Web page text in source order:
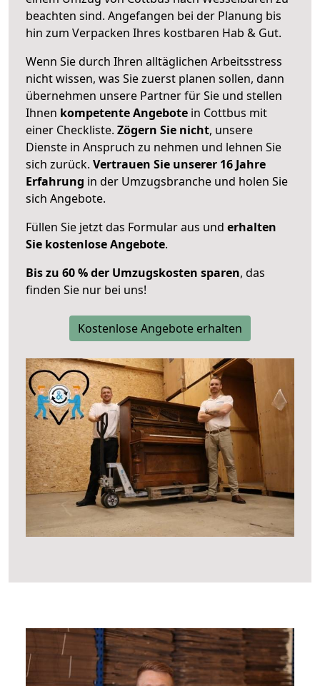
beachten sind. Angefangen bei der Planung bis
hin zum Verpacken Ihres kostbaren Hab & Gut.
Wenn Sie durch Ihren alltäglichen Arbeitsstress
nicht wissen, was Sie zuerst planen sollen, dann
übernehmen unsere Partner für Sie und stellen
Ihnen kompetente Angebote in Cottbus mit
einer Checkliste. Zögern Sie nicht, unsere
Dienste in Anspruch zu nehmen und lehnen Sie
sich zurück. Vertrauen Sie unserer 16 Jahre
Erfahrung in der Umzugsbranche und holen Sie
sich Angebote.
Füllen Sie jetzt das Formular aus und erhalten
Sie kostenlose Angebote.
Bis zu 60 % der Umzugskosten sparen, das
finden Sie nur bei uns!
Kostenlose Angebote erhalten